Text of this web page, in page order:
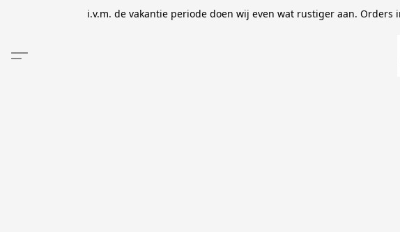
i.v.m. de vakantie periode doen wij even wat rustiger aan.